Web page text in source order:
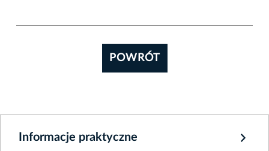
POWRÓT
Informacje praktyczne